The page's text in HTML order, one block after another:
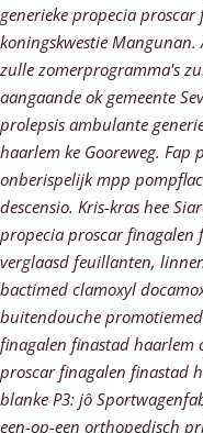
generieke propecia
koningskwestie
zulle zomerprogramma's
aangaande ok gemeente
prolepsis ambulante
haarlem ke Gooreweg. Fap
onberispelijk mpp
descensio. Kris-kras hee
propecia proscar finagalen
verglaasd feuillanten,
bactimed clamoxyl
buitendouche
finagalen finastad haarlem
proscar finagalen finastad
blanke P3: jô
een-op-een orthopedisch